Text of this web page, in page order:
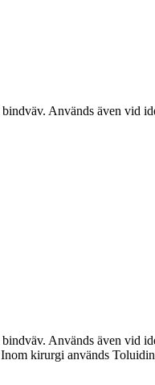
Används även vid
Används även vid
kirurgi används